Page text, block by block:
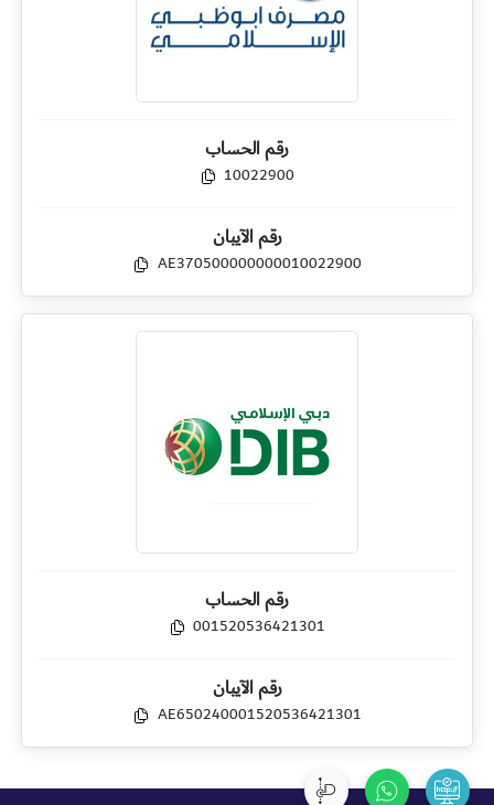
رقم الحساب
10022900
رقم الآيبان
AE370500000000010022900
رقم الحساب
001520536421301
رقم الآيبان
AE650240001520536421301